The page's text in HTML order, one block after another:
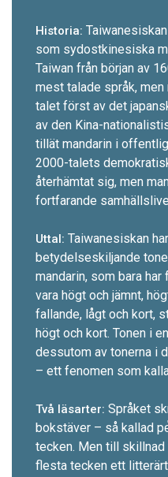
Historia:
som sydost­kinesiska
Taiwan från början av
mest talade språk,
talet först av det
av den Kina-
tillät mandarin i
2000-talets
återhämtat sig, men
fortfarande
Uttal: Taiwanesiskan
betydelseskiljande
mandarin, som bara har
vara högt och jämnt,
fallande, lågt och kort,
högt och kort. Tonen i
dessutom av tonerna i
– ett fenomen som
Två läsarter: Språket
bokstäver – så ­kallad
tecken. Men till skillnad
flesta tecken ett